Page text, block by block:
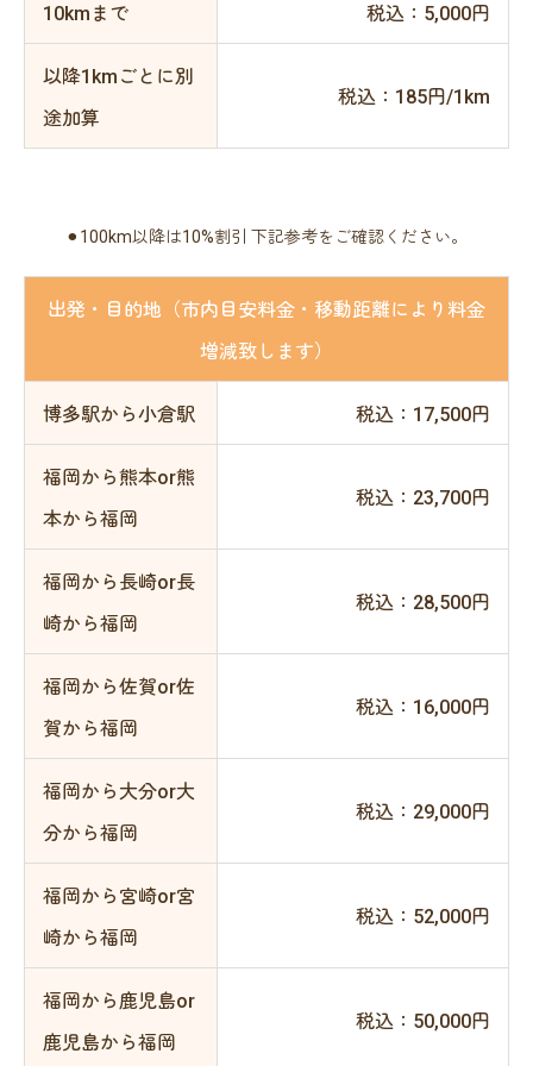
10kmまで 税込：5,000円
以降1kmごとに別
途加算
税込：185円/1km
⚫︎100km以降は10%割引 下記参考をご確認ください。
出発・目的地（市内目安料金・移動距離により料金
増減致します）
博多駅から小倉駅 税込：17,500円
福岡から熊本or熊
本から福岡
税込：23,700円
福岡から長崎or長
崎から福岡
税込：28,500円
福岡から佐賀or佐
賀から福岡
税込：16,000円
福岡から大分or大
分から福岡
税込：29,000円
福岡から宮崎or宮
崎から福岡
税込：52,000円
福岡から鹿児島or
鹿児島から福岡
税込：50,000円